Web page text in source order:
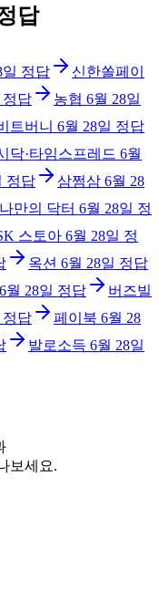
답
정답
신한쏠페이
정답 농협 6월 28일
트버니 6월 28일 정답
닥·타임스프레드 6월
정답 삼쩜삼 6월 28
나만의 닥터 6월 28일 정
스토아 6월 28일 정
옥션 6월 28일 정답
6월 28일 정답
버즈빌
정답 페이북 6월 28
발로소득 6월 28일
보세요.